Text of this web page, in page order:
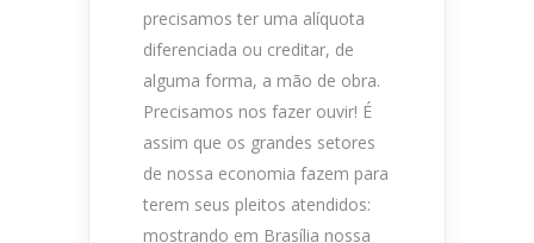
precisamos ter uma alíquota
diferenciada ou creditar, de
alguma forma, a mão de obra.
Precisamos nos fazer ouvir! É
assim que os grandes setores
de nossa economia fazem para
terem seus pleitos atendidos:
mostrando em Brasília nossa